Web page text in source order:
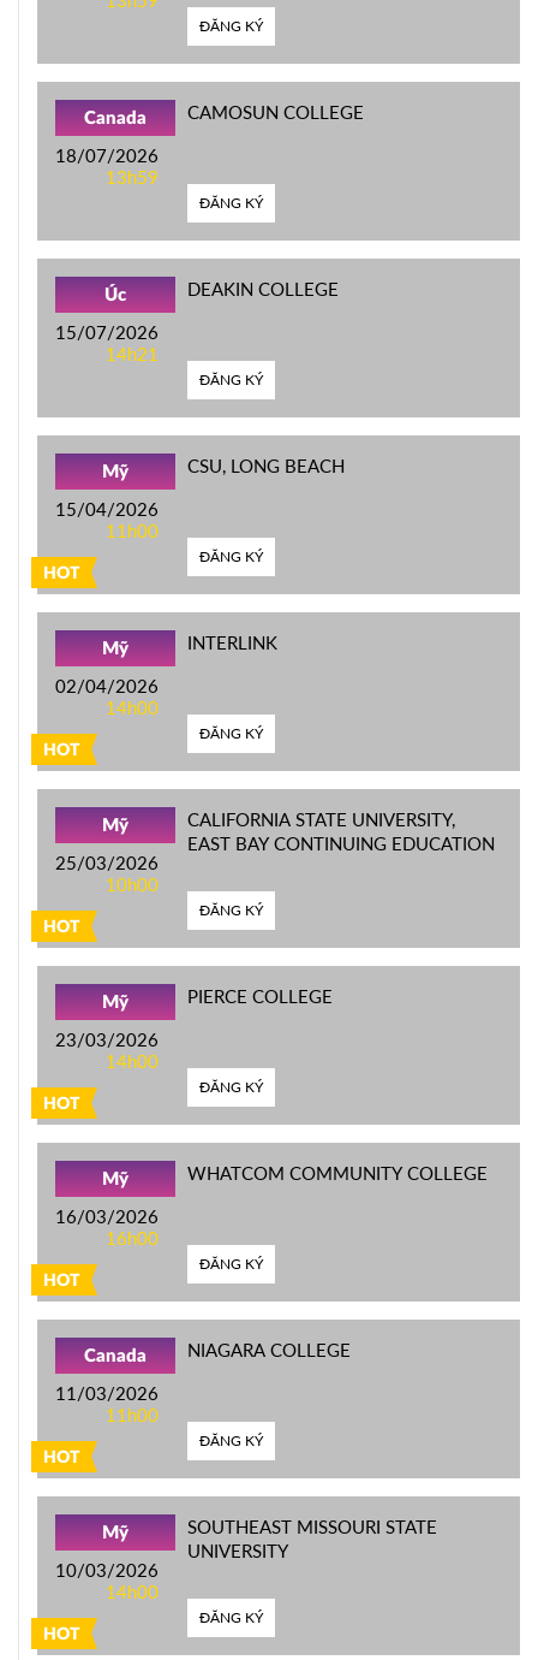
ĐĂNG KÝ
Canada
18/07/2026
13h59
CAMOSUN COLLEGE
ĐĂNG KÝ
Úc
15/07/2026
14h21
DEAKIN COLLEGE
ĐĂNG KÝ
HOT
Mỹ
15/04/2026
11h00
CSU, LONG BEACH
ĐĂNG KÝ
HOT
Mỹ
02/04/2026
14h00
INTERLINK
ĐĂNG KÝ
HOT
Mỹ
25/03/2026
10h00
CALIFORNIA STATE UNIVERSITY,
EAST BAY CONTINUING EDUCATION
ĐĂNG KÝ
HOT
Mỹ
23/03/2026
14h00
PIERCE COLLEGE
ĐĂNG KÝ
HOT
Mỹ
16/03/2026
16h00
WHATCOM COMMUNITY COLLEGE
ĐĂNG KÝ
HOT
Canada
11/03/2026
11h00
NIAGARA COLLEGE
ĐĂNG KÝ
HOT
Mỹ
10/03/2026
14h00
SOUTHEAST MISSOURI STATE
UNIVERSITY
ĐĂNG KÝ